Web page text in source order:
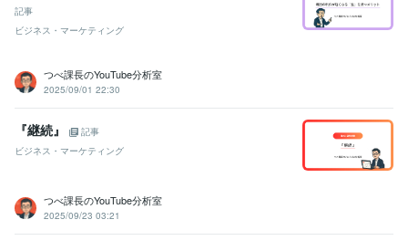
記事
ビジネス・マーケティング
つべ課長のYouTube分析室
2025/09/01 22:30
『継続』
記事
ビジネス・マーケティング
つべ課長のYouTube分析室
2025/09/23 03:21